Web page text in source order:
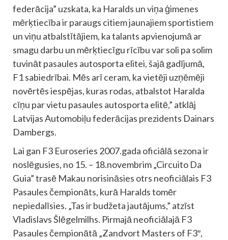
federācija” uzskata, ka Haralds un viņa ģimenes
mērķtiecība ir paraugs citiem jaunajiem sportistiem
un viņu atbalstītājiem, ka talants apvienojumā ar
smagu darbu un mērķtiecīgu rīcību var soli pa solim
tuvināt pasaules autosporta elitei, šajā gadījumā,
F1 sabiedrībai. Mēs arī ceram, ka vietēji uzņēmēji
novērtēs iespējas, kuras rodas, atbalstot Haralda
cīņu par vietu pasaules autosporta elitē,” atklāj
Latvijas Automobiļu federācijas prezidents Dainars
Dambergs.
Lai gan F3 Euroseries 2007.gada oficiālā sezona ir
noslēgusies, no 15. – 18.novembrim „Circuito Da
Guia” trasē Makau norisināsies otrs neoficiālais F3
Pasaules čempionāts, kurā Haralds tomēr
nepiedalīsies. „Tas ir budžeta jautājums,” atzīst
Vladislavs Šlēgelmilhs. Pirmajā neoficiālajā F3
Pasaules čempionātā „Zandvort Masters of F3″,